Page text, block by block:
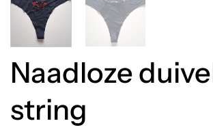
Naadloze
string